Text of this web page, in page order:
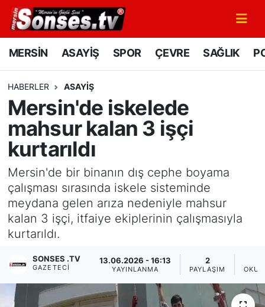
MERSİN ASAYİŞ SPOR ÇEVRE SAĞLIK
HABERLER ASAYİŞ
Mersin'de iskelede
mahsur kalan 3 işçi
kurtarıldı
Mersin'de bir binanın dış cephe boyama
çalışması sırasında iskele sisteminde
meydana gelen arıza nedeniyle mahsur
kalan 3 işçi, itfaiye ekiplerinin çalışmasıyla
kurtarıldı.
SONSES .TV
GAZETECI
13.06.2026 - 16:13
YAYINLANMA
2
PAYLAŞIM
MERSİN
SPOR
GÜNÜN MANŞETİ
DÜNYA
KÜLTÜR - SANAT
MAGAZİN
SAĞLIK
Siyaset
Mersin Nöbetçi Eczaneler
Mersin Namaz Vakitleri
Mersin Trafik Yoğunluk Haritası
Süper Lig Puan Durumu ve Fikstür
Tüm Manşetler
Son Dakika Haberleri
Haber Arşivi